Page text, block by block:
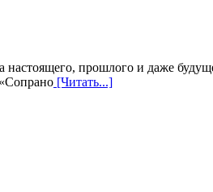
прошлого и даже
[Читать...]